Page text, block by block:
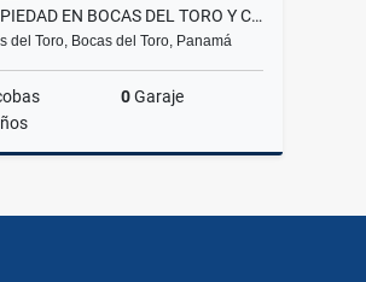
PROPIEDAD EN BOCAS DEL TORO Y COLINDA CON EL MAR
del Toro, Bocas del Toro, Panamá
0Garaje
US$4,000,000